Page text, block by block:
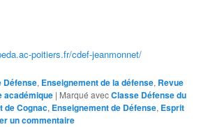
poitiers.fr/cdef-jeanmonnet/
Défense, Enseignement de la défense, Revue
académique | Marqué avecClasse Défense du
de Cognac, Enseignement de Défense, Esprit
un commentaire